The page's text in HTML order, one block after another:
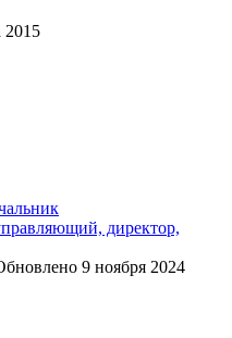
2015
директор,
9 ноября 2024